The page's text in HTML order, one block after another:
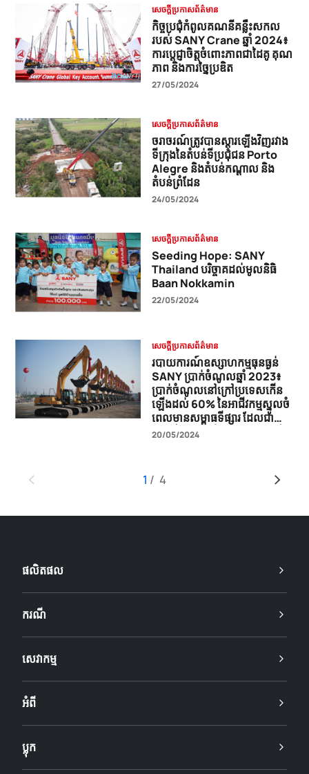
សេចក្តីប្រកាសព័ត៌មាន
កិច្ចប្រជុំកំពូលគណនីគន្លឹះសកល
របស់ SANY Crane ឆ្នាំ 2024៖
ការប្តេជ្ញាចិត្តចំពោះភាពជាដៃគូ គុណ
ភាព និងការច្នៃប្រឌិត
27/05/2024
សេចក្តីប្រកាសព័ត៌មាន
ចរាចរណ៍ត្រូវបានស្តារឡើងវិញរវាង
ទីក្រុងនៃតំបន់ទីប្រជុំជន Porto
Alegre និងតំបន់កណ្តាល និង
តំបន់ព្រំដែន
24/05/2024
សេចក្តីប្រកាសព័ត៌មាន
Seeding Hope: SANY
Thailand បរិច្ចាគដល់មូលនិធិ
Baan Nokkamin
22/05/2024
សេចក្តីប្រកាសព័ត៌មាន
របាយការណ៍ឧស្សាហកម្មធុនធ្ងន់
SANY ប្រាក់ចំណូលឆ្នាំ 2023៖
ប្រាក់ចំណូលនៅក្រៅប្រទេសកើន
ឡើងដល់ 60% នៃអាជីវកម្មស្នូលចំ
ពេលមានសម្ពាធទីផ្សារ ដែលជា
សញ្ញានៃការពង្រីកសកលលោកដ៏
20/05/2024
1 / 4
ផលិតផល
ករណី
សេវាកម្ម
អំពី
ប្លុក